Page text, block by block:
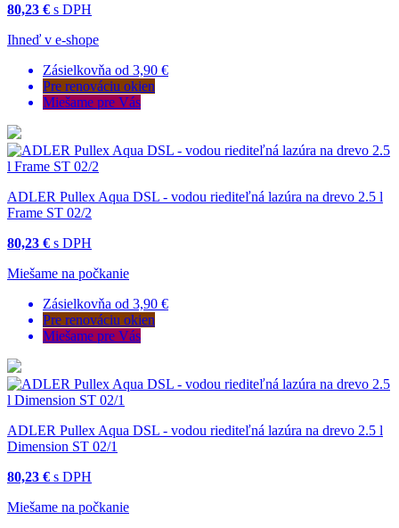
80,23 € s DPH
Ihneď v e-shope
Zásielkovňa od 3,90 €
Pre renováciu okien
Miešame pre Vás
ADLER Pullex Aqua DSL - vodou riediteľná lazúra na drevo 2.5 l
Frame ST 02/2
80,23 € s DPH
Miešame na počkanie
Zásielkovňa od 3,90 €
Pre renováciu okien
Miešame pre Vás
ADLER Pullex Aqua DSL - vodou riediteľná lazúra na drevo 2.5 l
Dimension ST 02/1
80,23 € s DPH
Miešame na počkanie